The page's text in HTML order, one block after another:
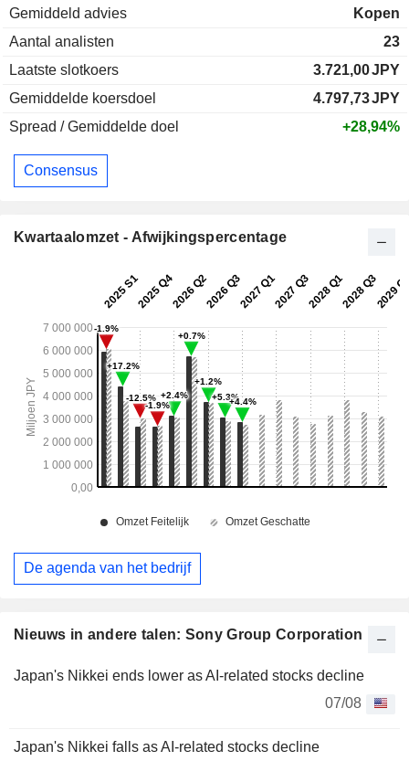
Nieuws in andere talen: Sony Group Corporation
Japan's Nikkei ends lower as AI-related stocks decline
07/08
Japan's Nikkei falls as AI-related stocks decline
Gemiddeld advies
Kopen
Aantal analisten
23
Laatste slotkoers
3.721,00JPY
Gemiddelde koersdoel
4.797,73JPY
Spread / Gemiddelde doel
+28,94%
Consensus
Kwartaalomzet - Afwijkingspercentage
De agenda van het bedrijf